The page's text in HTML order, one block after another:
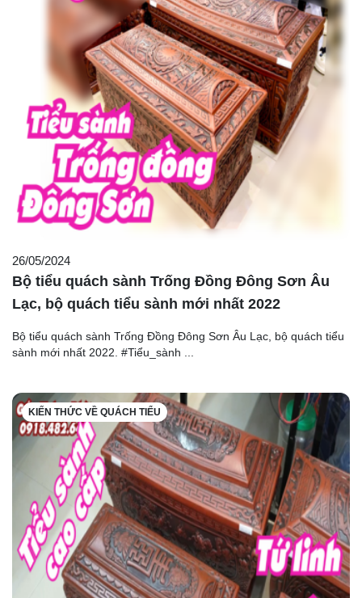
26/05/2024
Bộ tiểu quách sành Trống Đồng Đông Sơn Âu
Lạc, bộ quách tiểu sành mới nhất 2022
Bộ tiểu quách sành Trống Đồng Đông Sơn Âu Lạc, bộ quách tiểu
sành mới nhất 2022. #Tiểu_sành ...
KIẾN THỨC VỀ QUÁCH TIỂU